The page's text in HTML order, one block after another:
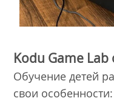
Kodu Game
Обучение детей
свои